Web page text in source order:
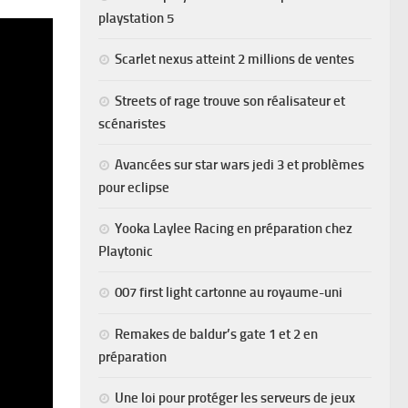
playstation 5
Scarlet nexus atteint 2 millions de ventes
Streets of rage trouve son réalisateur et
scénaristes
Avancées sur star wars jedi 3 et problèmes
pour eclipse
Yooka Laylee Racing en préparation chez
Playtonic
007 first light cartonne au royaume-uni
Remakes de baldur’s gate 1 et 2 en
préparation
Une loi pour protéger les serveurs de jeux